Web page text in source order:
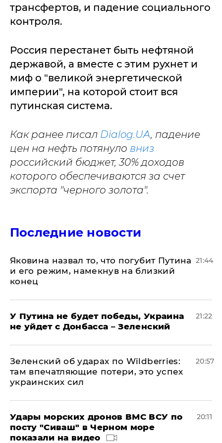
трансфертов, и падение социального
контроля.
Россия перестанет быть нефтяной
державой, а вместе с этим рухнет и
миф о "великой энергетической
империи", на которой стоит вся
путинская система.
Как ранее писал Dialog.UA, падение
цен на нефть потянуло вниз
российский бюджет, 30% доходов
которого обеспечиваются за счет
экспорта "черного золота".
Последние новости
Яковина назвал то, что погубит Путина
и его режим, намекнув на близкий
конец
21:44
У Путина не будет победы, Украина
не уйдет с Донбасса – Зеленский
21:22
Зеленский об ударах по Wildberries:
там впечатляющие потери, это успех
украинских сил
20:57
Удары морских дронов ВМС ВСУ по
посту "Сиваш" в Черном море
показали на видео
20:11